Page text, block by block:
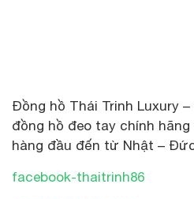
Đồng hồ Thái Trinh Luxury
đồng hồ đeo tay chính
hàng đầu đến từ Nhật –
facebook-thaitrinh86